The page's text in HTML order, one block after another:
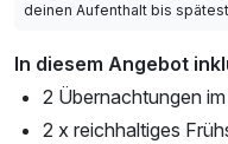
deinen Aufenthalt bis
In diesem Angebot
2 Übernachtungen
2 x reichhaltiges